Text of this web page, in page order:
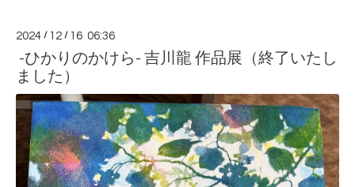
2024 / 12 / 16 06:36
-ひかりのかけら- 吉川龍 作品展（終了いたし
ました）